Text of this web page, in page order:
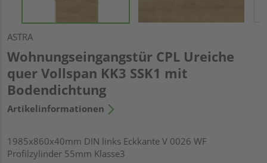
ASTRA
Wohnungseingangstür CPL Ureiche
quer Vollspan KK3 SSK1 mit
Bodendichtung
Artikelinformationen
1985x860x40mm DIN links Eckkante V 0026 WF
Profilzylinder 55mm Klasse3